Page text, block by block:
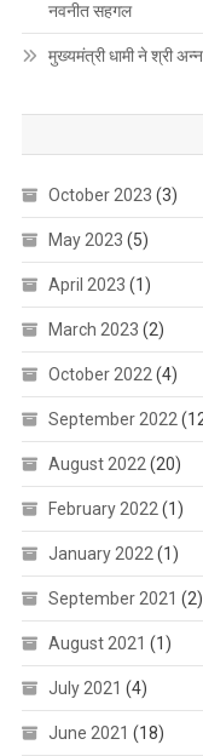
नवनीत सहगल
मुख्यमंत्री धामी ने श्री
October 2023 (3)
May 2023 (5)
April 2023 (1)
March 2023 (2)
October 2022 (4)
September 2022
August 2022 (20)
February 2022 (1)
January 2022 (1)
September 2021 (2)
August 2021 (1)
July 2021 (4)
June 2021 (18)